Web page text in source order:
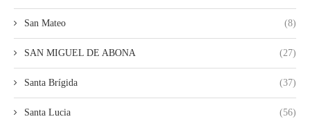
San Mateo (8)
SAN MIGUEL DE ABONA (27)
Santa Brígida (37)
Santa Lucia (56)